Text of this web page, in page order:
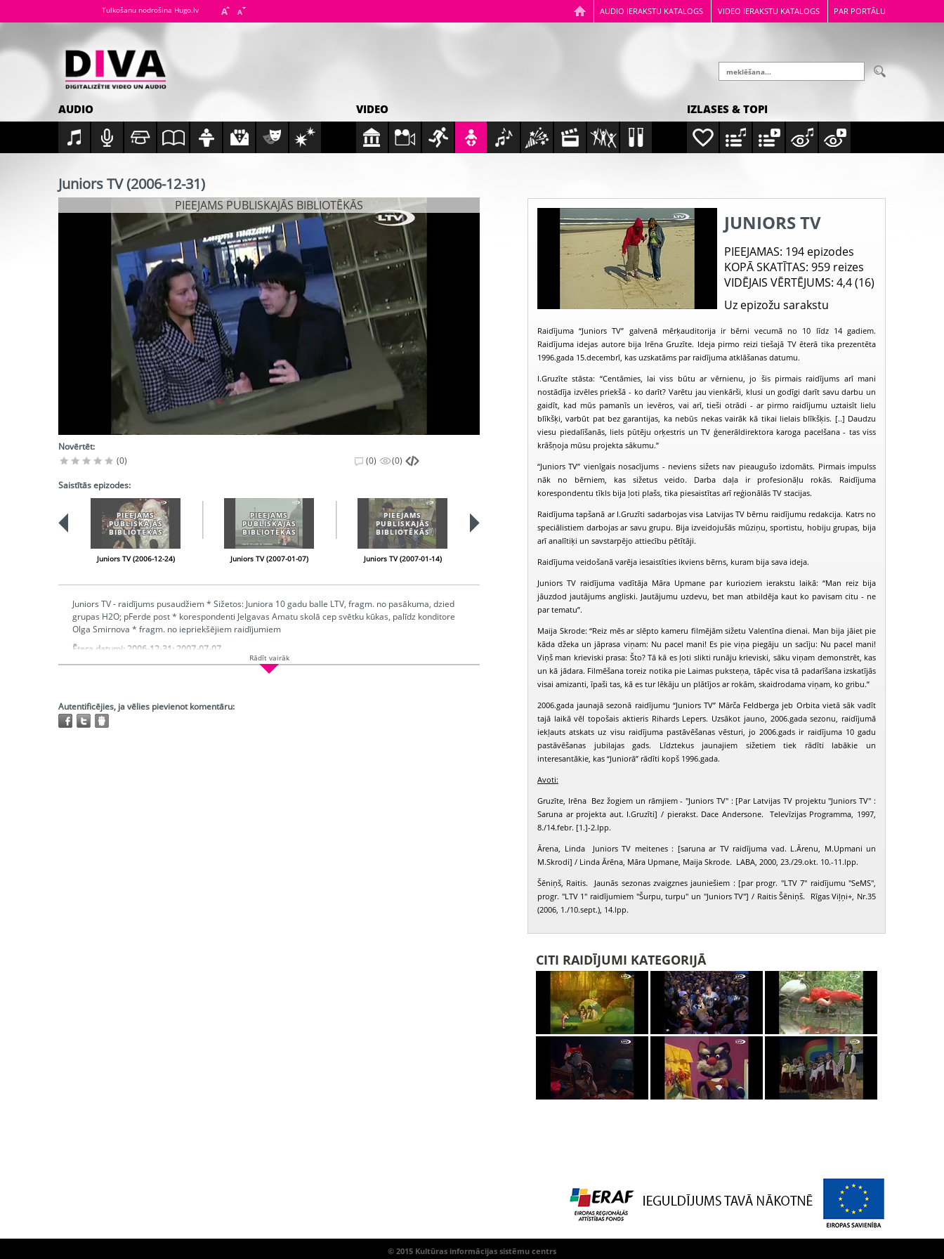
AUDIO IERAKSTU KATALOGS VIDEO IERAKSTU KATALOGS PAR PORTĀLU
Tulkošanu nodrošina Hugo.lv
AUDIO VIDEO IZLASES & TOPI
Juniors TV (2006-12-31)
PIEEJAMS PUBLISKAJĀS BIBLIOTĒKĀS
Novērtēt:
(0)
(0) (0)
Saistītās epizodes:
PIEEJAMS
PUBLISKAJĀS
BIBLIOTĒKĀS
Juniors TV (2006-12-24)
PIEEJAMS
PUBLISKAJĀS
BIBLIOTĒKĀS
Juniors TV (2007-01-07)
PIEEJAMS
PUBLISKAJĀS
BIBLIOTĒKĀS
Juniors TV (2007-01-14)
PIEEJAMS
PUBLISKAJĀS
BIBLIOTĒKĀS
Juniors TV (2007-01-26)
PIEEJAMS
PUBLISKAJĀS
BIBLIOTĒKĀS
Juniors TV (2007-01-28)
PIEEJAMS
PUBLISKAJĀS
BIBLIOTĒKĀS
Juniors TV (2007-02-04)
Juniors TV - raidījums pusaudžiem * Sižetos: Juniora 10 gadu balle LTV, fragm. no pasākuma, dzied
grupas H2O; pFerde post * korespondenti Jelgavas Amatu skolā cep svētku kūkas, palīdz konditore
Olga Smirnova * fragm. no iepriekšējiem raidījumiem
Ētera datumi: 2006-12-31; 2007-07-07
Hronometrāža:0:27:26
Smirnova Olga, Strapcāns Jānis, Ikstena Eva, Lepers Rihards, H20, Paulauska Linda, pFerde
Producents:Grūzīte Irēne
Atskaņojams:
Rādīt vairāk
Autentificējies, ja vēlies pievienot komentāru:
JUNIORS TV
PIEEJAMAS: 194 epizodes
KOPĀ SKATĪTAS: 959 reizes
VIDĒJAIS VĒRTĒJUMS: 4,4 (16)
Uz epizožu sarakstu
Raidījuma “Juniors TV” galvenā mērķauditorija ir bērni vecumā no 10 līdz 14 gadiem.
Raidījuma idejas autore bija Irēna Gruzīte. Ideja pirmo reizi tiešajā TV ēterā tika prezentēta
1996.gada 15.decembrī, kas uzskatāms par raidījuma atklāšanas datumu.
I.Gruzīte stāsta: “Centāmies, lai viss būtu ar vērnienu, jo šis pirmais raidījums arī mani
nostādīja izvēles priekšā - ko darīt? Varētu jau vienkārši, klusi un godīgi darīt savu darbu un
gaidīt, kad mūs pamanīs un ievēros, vai arī, tieši otrādi - ar pirmo raidījumu uztaisīt lielu
blīkšķi, varbūt pat bez garantijas, ka nebūs nekas vairāk kā tikai lielais blīkšķis. [..] Daudzu
viesu piedalīšanās, liels pūtēju orķestris un TV ģenerāldirektora karoga pacelšana - tas viss
krāšņoja mūsu projekta sākumu.”
“Juniors TV” vienīgais nosacījums - neviens sižets nav pieaugušo izdomāts. Pirmais impulss
nāk no bērniem, kas sižetus veido. Darba daļa ir profesionāļu rokās. Raidījuma
korespondentu tīkls bija ļoti plašs, tika piesaistītas arī reģionālās TV stacijas.
Raidījuma tapšanā ar I.Gruzīti sadarbojas visa Latvijas TV bērnu raidījumu redakcija. Katrs no
speciālistiem darbojas ar savu grupu. Bija izveidojušās mūziņu, sportistu, hobiju grupas, bija
arī analītiķi un savstarpējo attiecību pētītāji.
Raidījuma veidošanā varēja iesaistīties ikviens bērns, kuram bija sava ideja.
Juniors TV raidījuma vadītāja Māra Upmane par kurioziem ierakstu laikā: “Man reiz bija
jāuzdod jautājums angliski. Jautājumu uzdevu, bet man atbildēja kaut ko pavisam citu - ne
par tematu”.
Maija Skrode: “Reiz mēs ar slēpto kameru filmējām sižetu Valentīna dienai. Man bija jāiet pie
kāda džeka un jāprasa viņam: Nu pacel mani! Es pie viņa piegāju un sacīju: Nu pacel mani!
Viņš man krieviski prasa: Što? Tā kā es ļoti slikti runāju krieviski, sāku viņam demonstrēt, kas
un kā jādara. Filmēšana toreiz notika pie Laimas puksteņa, tāpēc visa tā padarīšana izskatījās
visai amizanti, īpaši tas, kā es tur lēkāju un plātījos ar rokām, skaidrodama viņam, ko gribu.”
2006.gada jaunajā sezonā raidījumu “Juniors TV” Mārča Feldberga jeb Orbita vietā sāk vadīt
tajā laikā vēl topošais aktieris Rihards Lepers. Uzsākot jauno, 2006.gada sezonu, raidījumā
iekļauts atskats uz visu raidījuma pastāvēšanas vēsturi, jo 2006.gads ir raidījuma 10 gadu
pastāvēšanas jubilajas gads. Līdztekus jaunajiem sižetiem tiek rādīti labākie un
interesantākie, kas “Juniorā” rādīti kopš 1996.gada.
Avoti:
Gruzīte, Irēna Bez žogiem un rāmjiem - "Juniors TV" : [Par Latvijas TV projektu "Juniors TV" :
Saruna ar projekta aut. I.Gruzīti] / pierakst. Dace Andersone. Televīzijas Programma, 1997,
8./14.febr. [1.]-2.lpp.
Ārena, Linda Juniors TV meitenes : [saruna ar TV raidījuma vad. L.Ārenu, M.Upmani un
M.Skrodi] / Linda Ārēna, Māra Upmane, Maija Skrode. LABA, 2000, 23./29.okt. 10.-11.lpp.
Šēniņš, Raitis. Jaunās sezonas zvaigznes jauniešiem : [par progr. "LTV 7" raidījumu "SeMS",
progr. "LTV 1" raidījumiem "Šurpu, turpu" un "Juniors TV"] / Raitis Šēniņš. Rīgas Viļņi+, Nr.35
(2006, 1./10.sept.), 14.lpp.
CITI RAIDĪJUMI KATEGORIJĀ
© 2015 Kultūras informācijas sistēmu centrs